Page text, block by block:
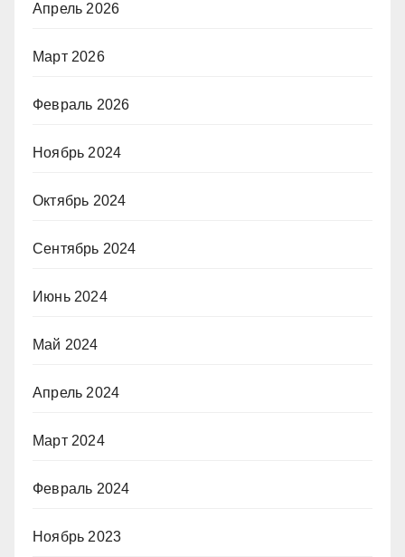
Апрель 2026
Март 2026
Февраль 2026
Ноябрь 2024
Октябрь 2024
Сентябрь 2024
Июнь 2024
Май 2024
Апрель 2024
Март 2024
Февраль 2024
Ноябрь 2023